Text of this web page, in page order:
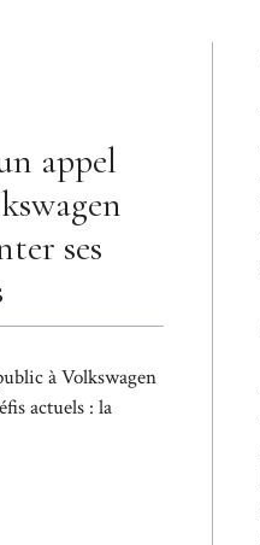
appel
ses
à Volkswagen
actuels : la